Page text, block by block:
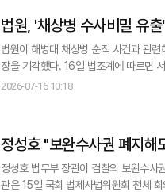
법원, '채상병 수사비밀 유
어"
법원이 해병대 채상병 순직 사건과 관
장을 기각했다. 16일 법조계에 따르면 서울중앙지법 이종록 영장전담 부장판사는 전날 공무상 비밀누설 혐의로 영장이 청
구된 이 전 비서관에 대한 구속 전 피의자 심문(영
2026-07-16 10:18
정성호 "보완수사권 폐지해
정성호 법무부 장관이 검찰의 보완수사
관은 15일 국회 법제사법위원회 전체